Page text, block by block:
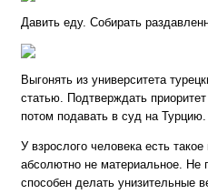
Давить еду. Собирать
Выгонять из университета
статью. Подтверждать
потом подавать в суд на
У взрослого человека есть
абсолютно не материальное. Не
способен делать унизительные